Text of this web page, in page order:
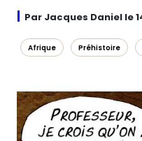
Par Jacques Daniel le
Afrique Préhistoire